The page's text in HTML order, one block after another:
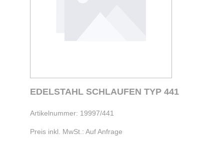
EDELSTAHL SCHLAUFEN TYP 441
Artikelnummer: 19997/441
Preis inkl. MwSt.: Auf Anfrage